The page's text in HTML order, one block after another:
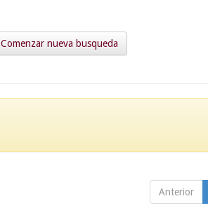
Comenzar nueva busqueda
Anterior